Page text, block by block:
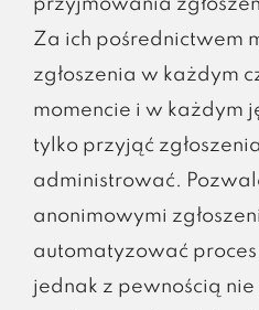
przyjmowania
Za ich pośrednictwem
zgłoszenia w każdym
momencie i w każdym
tylko przyjąć
administrować.
anonimowymi
automatyzować proces
jednak z pewnością